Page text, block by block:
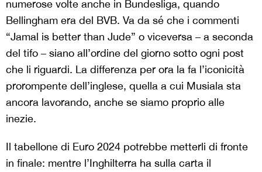
numerose volte anche in Bundesliga, quando
Bellingham era del BVB. Va da sé che i commenti
“Jamal is better than Jude” o viceversa – a seconda
del tifo – siano all’ordine del giorno sotto ogni post
che li riguardi. La differenza per ora la fa l’iconicità
prorompente dell’inglese, quella a cui Musiala sta
ancora lavorando, anche se siamo proprio alle
inezie.
Il tabellone di Euro 2024 potrebbe metterli di fronte
in finale: mentre l’Inghilterra ha sulla carta il